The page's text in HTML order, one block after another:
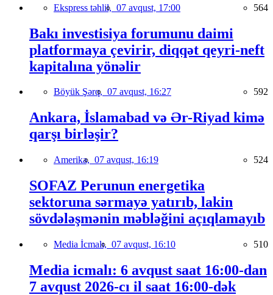
Ekspress təhlil, 07 avqust, 17:00 564
Bakı investisiya forumunu daimi
platformaya çevirir, diqqət qeyri-neft
kapitalına yönəlir
Böyük Şərq, 07 avqust, 16:27 592
Ankara, İslamabad və Ər-Riyad kimə
qarşı birləşir?
Amerika, 07 avqust, 16:19 524
SOFAZ Perunun energetika
sektoruna sərmayə yatırıb, lakin
sövdələşmənin məbləğini açıqlamayıb
Media İcmalı, 07 avqust, 16:10 510
Media icmalı: 6 avqust saat 16:00-dan
7 avqust 2026-cı il saat 16:00-dək